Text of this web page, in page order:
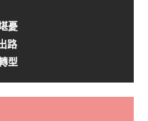
憂
路
型